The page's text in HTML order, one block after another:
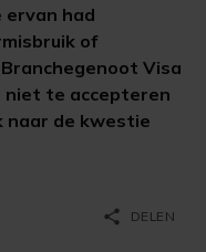
ervan had
of
Visa
niet te accepteren
naar de kwestie
share DELEN